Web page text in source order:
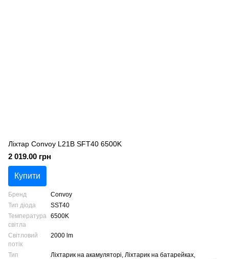
Ліхтар Convoy L21B SFT40 6500K
2 019.00 грн
Купити
Бренд
Convoy
Тип діода
SST40
Температура
світла
6500K
Світловий
потік
2000 lm
Тип
Ліхтарик на акамуляторі, Ліхтарик на батарейках,